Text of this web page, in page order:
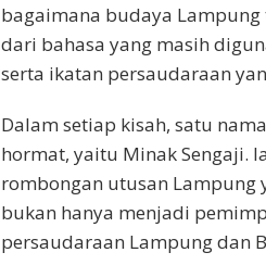
bagaimana budaya
dari bahasa yang masih
serta ikatan persaudaraan
Dalam setiap kisah, satu
hormat, yaitu Minak Sengaji.
rombongan utusan Lampung
bukan hanya menjadi
persaudaraan Lampung dan